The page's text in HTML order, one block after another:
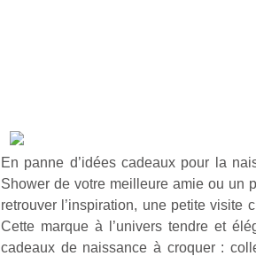
En panne d’idées cadeaux pour la
Shower de votre meilleure amie ou un
retrouver l’inspiration, une petite visite
Cette marque à l’univers tendre et
cadeaux de naissance à croquer :